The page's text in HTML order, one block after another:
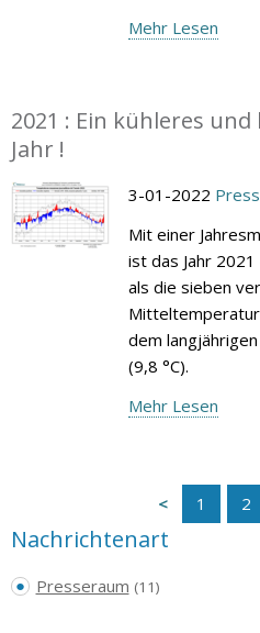
Mehr Lesen
2021 : Ein kühleres
Jahr !
3-01-2022
Mit einer
ist das Jahr
als die sieben
dem
(9,8 °C).
Mehr Lesen
1 2
Nachrichtenart
Presseraum (11)